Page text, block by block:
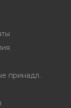
принадл.